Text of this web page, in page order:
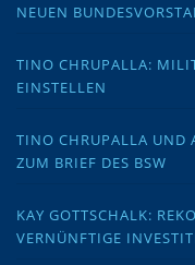
NEUEN
TINO CHRUPALLA:
EINSTELLEN
TINO CHRUPALLA UND
ZUM BRIEF DES BSW
KAY GOTTSCHALK:
VERNÜNFTIGE